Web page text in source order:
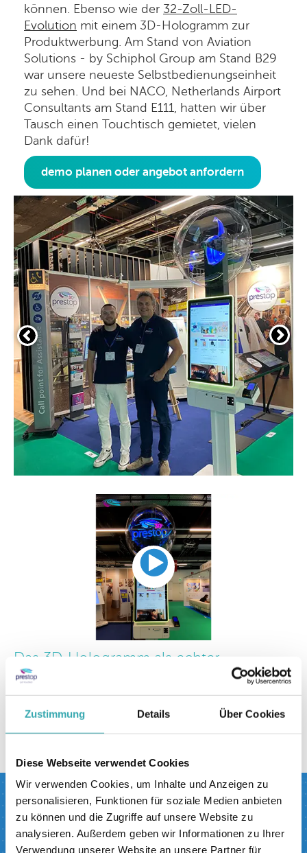
Zustimmung Details Über Cookies
Diese Webseite verwendet Cookies
Wir verwenden Cookies, um Inhalte und Anzeigen zu
personalisieren, Funktionen für soziale Medien anbieten
zu können und die Zugriffe auf unsere Website zu
analysieren. Außerdem geben wir Informationen zu Ihrer
Verwendung unserer Website an unsere Partner für
können. Ebenso wie der 32-Zoll-LED-
Evolution mit einem 3D-Hologramm zur
Produktwerbung. Am Stand von Aviation
Solutions - by Schiphol Group am Stand B29
war unsere neueste Selbstbedienungseinheit
zu sehen. Und bei NACO, Netherlands Airport
Consultants am Stand E111, hatten wir über
Tausch einen Touchtisch gemietet, vielen
Dank dafür!
demo planen oder angebot anfordern
Das 3D-Hologramm als echter
Hingucker!
zurück zur übersicht
Besuchen Sie jetzt
unser interaktives